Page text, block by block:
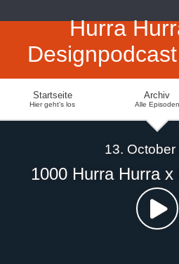
Hurra
Startseite
Hier geht's los
Archiv
Alle Episoden
13. October
1000 Hurra Hurra